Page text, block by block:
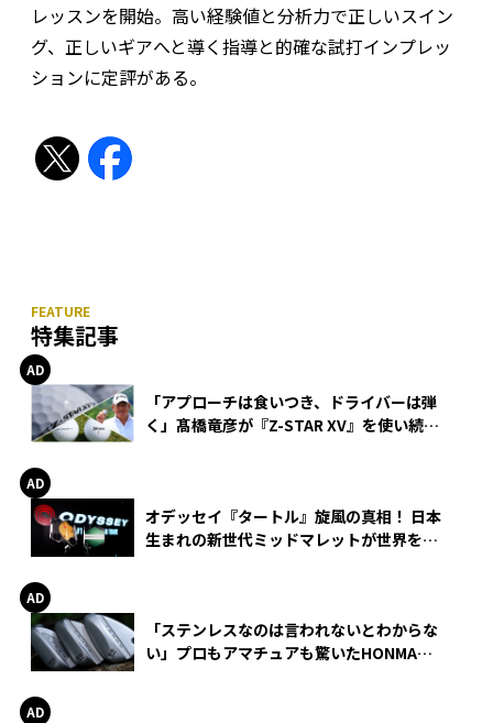
レッスンを開始。高い経験値と分析力で正しいスイン
グ、正しいギアへと導く指導と的確な試打インプレッ
ションに定評がある。
特集記事
「アプローチは食いつき、ドライバーは弾
く」髙橋竜彦が『Z-STAR XV』を使い続け
オデッセイ『タートル』旋風の真相！ 日本
生まれの新世代ミッドマレットが世界を席
「ステンレスなのは言われないとわからな
い」プロもアマチュアも驚いたHONMA